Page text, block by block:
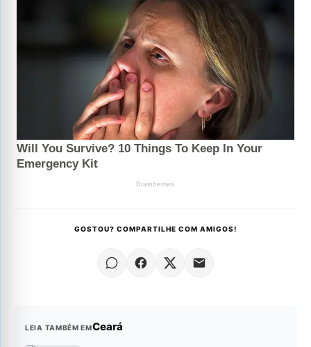
GOSTOU? COMPARTILHE COM AMIGOS!
LEIA TAMBÉM EMCeará